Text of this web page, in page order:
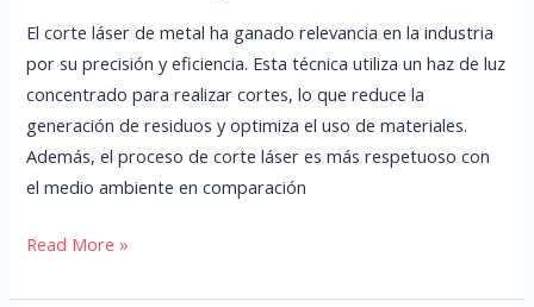
El corte láser de metal ha ganado relevancia en la industria
por su precisión y eficiencia. Esta técnica utiliza un haz de luz
concentrado para realizar cortes, lo que reduce la
generación de residuos y optimiza el uso de materiales.
Además, el proceso de corte láser es más respetuoso con
el medio ambiente en comparación
Read More »